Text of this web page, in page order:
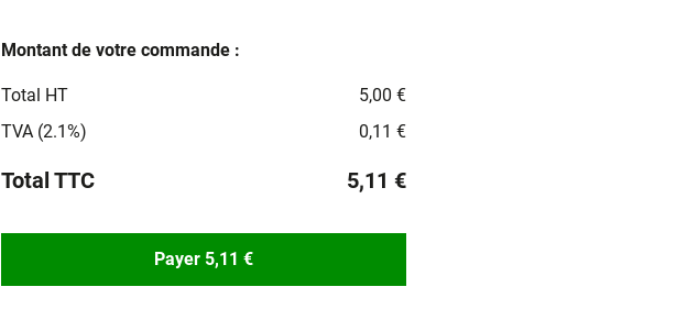
Montant de votre commande :
Total HT
5,00 €
TVA (2.1%)
0,11 €
Total TTC 5,11 €
Payer 5,11 €